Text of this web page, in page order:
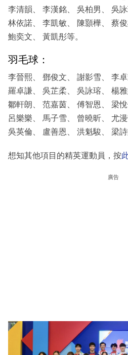
李清韻、 李漢銘、 吳柏男、 吳
林依諾、 李凱敏、 陳顥樺、 蔡
鮑奕文、 黃凱彤等。
羽毛球：
李晉熙、 鄧俊文、 謝影雪、 李
羅卓謙、 吳芷柔、 吳詠瑢、 楊
鄒軒朗、 范嘉茵、 傅智恩、 梁
呂樂樂、 馬子雪、 曾曉昕、 尤
吳英倫、 盧善恩、 洪魁駿、 梁詩
想知其他項目的精英運動員，按
廣告